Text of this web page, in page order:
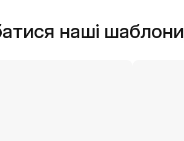
наші шаблони